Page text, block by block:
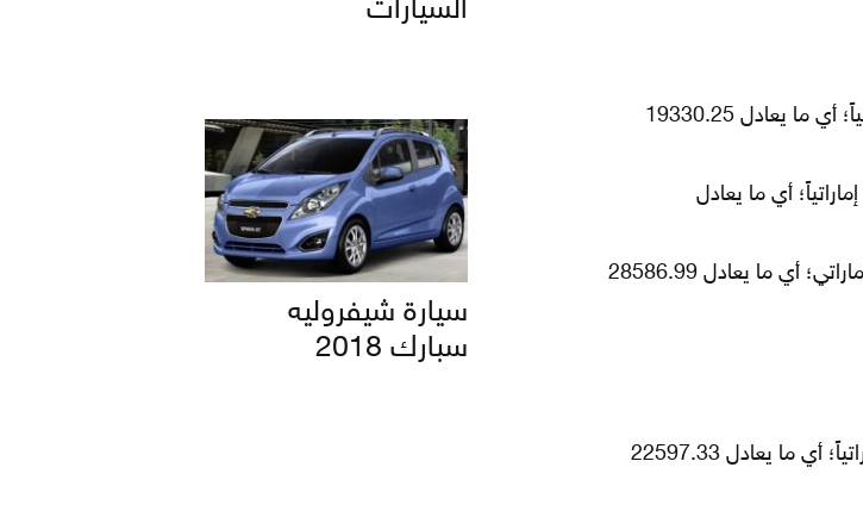
بسعر 71.000 درهماً إماراتياً؛ أي ما يعادل 19330.25
درهماً إماراتياً؛ أي ما يعادل
بسعر 105.000 درهم إماراتي؛ أي ما يعادل 28586.99
السيارات
سيارة شيفروليه
سبارك 2018